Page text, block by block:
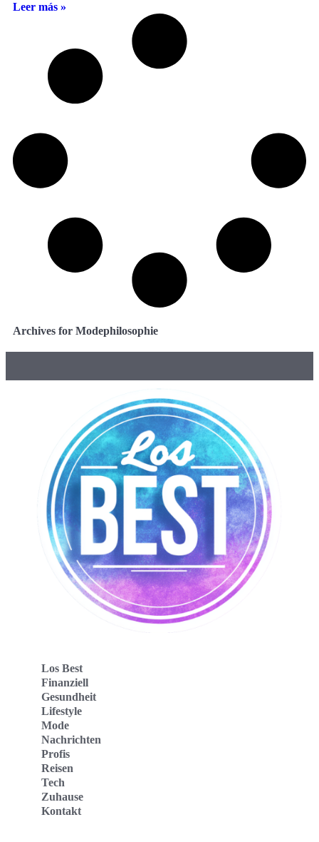
Leer más »
Archives for Modephilosophie
Los Best
Finanziell
Gesundheit
Lifestyle
Mode
Nachrichten
Profis
Reisen
Tech
Zuhause
Kontakt